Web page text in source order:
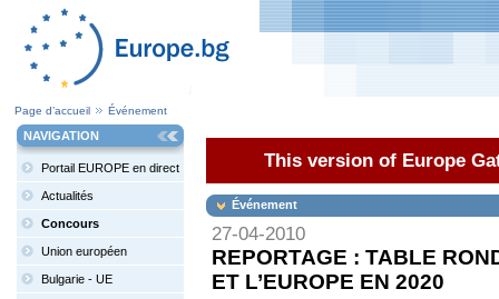
Page d’accueil Événement
NAVIGATION
Portail EUROPE en direct
Actualités
Concours
Union européen
Bulgarie - UE
This version of Europe
Événement
27-04-2010
REPORTAGE : TABLE
ET L’EUROPE EN 2020